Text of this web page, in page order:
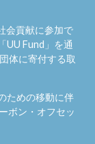
会貢献に参加で
UU Fund 」を通
体に寄付する取
ための移動に伴
ボン・オフセッ